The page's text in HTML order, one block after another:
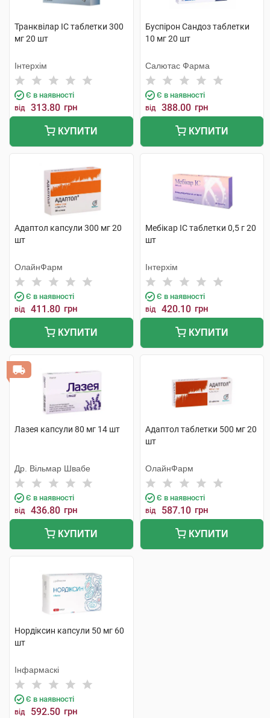
Транквілар IC таблетки 300
мг 20 шт
Інтерхім
Є в наявності
від 313.80 грн
КУПИТИ
Буспірон Сандоз таблетки
10 мг 20 шт
Салютас Фарма
Є в наявності
від 388.00 грн
КУПИТИ
Адаптол капсули 300 мг 20
шт
ОлайнФарм
Є в наявності
від 411.80 грн
КУПИТИ
Мебікар IC таблетки 0,5 г 20
шт
Інтерхім
Є в наявності
від 420.10 грн
КУПИТИ
Лазея капсули 80 мг 14 шт
Др. Вільмар Швабе
Є в наявності
від 436.80 грн
КУПИТИ
Адаптол таблетки 500 мг 20
шт
ОлайнФарм
Є в наявності
від 587.10 грн
КУПИТИ
Нордіксин капсули 50 мг 60
шт
Інфармаскі
Є в наявності
від 592.50 грн